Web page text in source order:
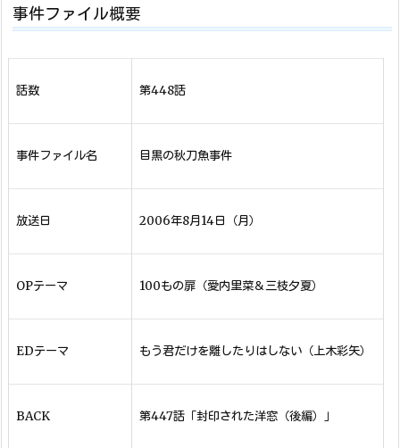
事件ファイル概要
話数 第448話
事件ファイル名 目黒の秋刀魚事件
放送日 2006年8月14日（月）
OPテーマ 100もの扉（愛内里菜＆三枝夕夏）
EDテーマ もう君だけを離したりはしない（上木彩矢）
BACK 第447話「封印された洋窓（後編）」